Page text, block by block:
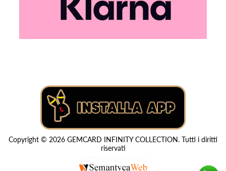
Copyright © 2026 GEMCARD INFINITY COLLECTION. Tutti i diritti
riservati